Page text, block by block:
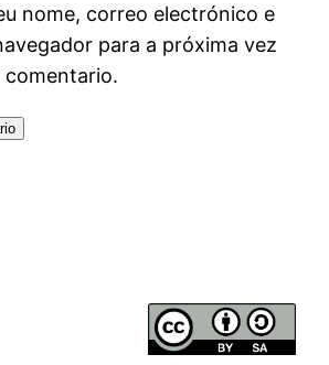
nome, correo electrónico e
para a próxima vez
comentario.